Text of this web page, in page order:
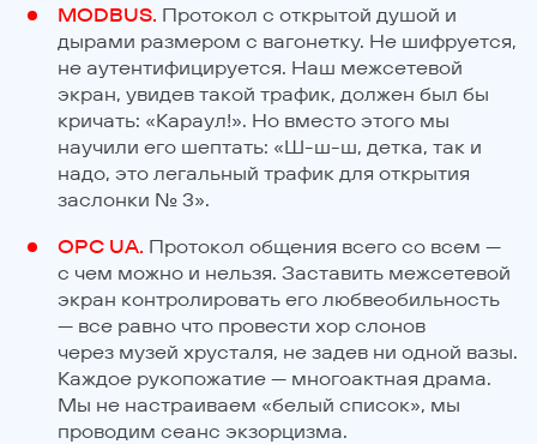
MODBUS. Протокол с открытой душой и
дырами размером с вагонетку. Не шифруется,
не аутентифицируется. Наш межсетевой
экран, увидев такой трафик, должен был бы
кричать: «Караул!». Но вместо этого мы
научили его шептать: «Ш-ш-ш, детка, так и
надо, это легальный трафик для открытия
заслонки № 3».
OPC UA. Протокол общения всего со всем —
с чем можно и нельзя. Заставить межсетевой
экран контролировать его любвеобильность
— все равно что провести хор слонов
через музей хрусталя, не задев ни одной вазы.
Каждое рукопожатие — многоактная драма.
Мы не настраиваем «белый список», мы
проводим сеанс экзорцизма.